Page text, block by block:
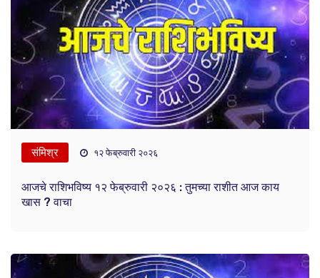
संमिश्र १२ फेब्रुवारी २०२६
आजचे राशिभविष्य १२ फेब्रुवारी २०२६ : तुमच्या राशीत आज काय
खास ? वाचा